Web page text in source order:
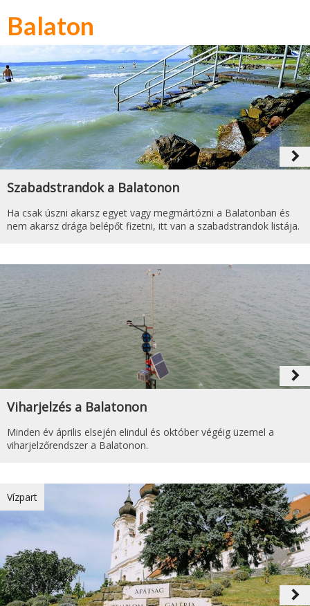
Balaton
navigate_next
Szabadstrandok a Balatonon
Ha csak úszni akarsz egyet vagy megmártózni a Balatonban és
nem akarsz drága belépőt fizetni, itt van a szabadstrandok listája.
navigate_next
Viharjelzés a Balatonon
Minden év április elsején elindul és október végéig üzemel a
viharjelzőrendszer a Balatonon.
Vízpart
navigate_next